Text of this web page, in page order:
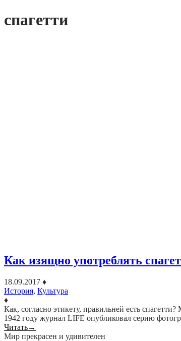
спагетти
Как изящно употреблять
18.09.2017 ♦
История, Культура
♦
Как, согласно этикету, правильней есть
1942 году журнал LIFE опубликовал серию
Читать→
Мир прекрасен и удивителен